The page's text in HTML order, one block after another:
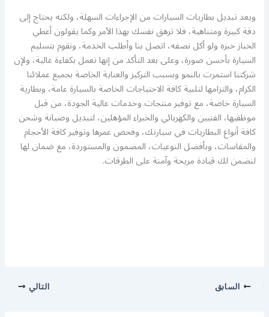
ويعد تبديل بطاريات السيارات من الإجراءات السهلة، ولكنه يحتاج إلى
دقة كبيرة ومتناهية، فلا ترهق نفسك بهذا الأمر وكما يقولون أعطي
الخباز خبزه ولو أكل نصفه، اتصل بنا وأطلب الخدمة، ونقوم بتسليم
السيارة بأحسن صورة، وعلى بعد التأكد من إنها تعمل بكفاءة عالية، ولإن
شركتنا استمرت بالنمو وبسبب التركيز والعناية الخاصة بجميع عملائنا
الكرام، والتزامها لتلبية كافة الاحتياجات الخاصة بالسيارة عامة، وبطارية
السيارة خاصة، مع توفير منتجات وخدمات عالية الجودة، من قبل
موظفيها، الفنيين والكهربائي والخبراء المؤهلين، لتبديل وصيانة وشحن
كافة أنواع البطاريات في سيارتك، وفحص عمرها وتوفير كافة الأحجام
والمقاسات، وبأفضل النوعيات، المضمون والمستوردة، مع ضمان لها
لنضمن لك قيادة مريحة وآمنة على الطرقات.
السابق التالي